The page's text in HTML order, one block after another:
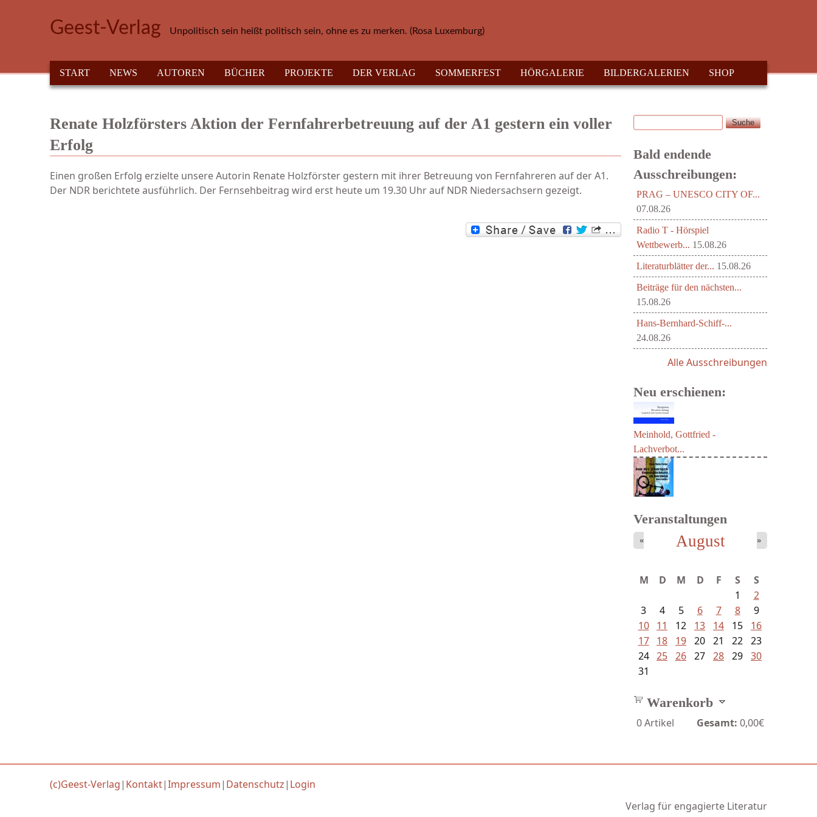
Geest-Verlag Unpolitisch sein heißt politisch sein, ohne es zu merken. (Rosa Luxemburg)
HAUPTMENÜ
START NEWS AUTOREN BÜCHER PROJEKTE DER VERLAG SOMMERFEST HÖRGALERIE BILDERGALERIEN SHOP
Renate Holzförsters Aktion der Fernfahrerbetreuung auf der A1 gestern ein voller
Erfolg
Einen großen Erfolg erzielte unsere Autorin Renate Holzförster gestern mit ihrer Betreuung von Fernfahreren auf der A1.
Der NDR berichtete ausführlich. Der Fernsehbeitrag wird erst heute um 19.30 Uhr auf NDR Niedersachsern gezeigt.
Suchformular
Suche
Bald endende
Ausschreibungen:
PRAG – UNESCO CITY OF...
07.08.26
Radio T - Hörspiel
Wettbewerb... 15.08.26
Literaturblätter der... 15.08.26
Beiträge für den nächsten...
15.08.26
Hans-Bernhard-Schiff-...
24.08.26
Alle Ausschreibungen
Neu erschienen:
Meinhold, Gottfried -
Lachverbot...
Veranstaltungen
August
« »
M D M D F S
S
1
2
3
4 5 6 7 8
9
10
11 12 13 14 15
16
17
18 19 20 21 22 23
24 25 26 27 28 29 30
31
Warenkorb
0Artikel Gesamt: 0,00€
(c)Geest-Verlag| Kontakt|Impressum| Datenschutz| Login
Verlag für engagierte Literatur